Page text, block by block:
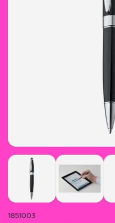
1851003